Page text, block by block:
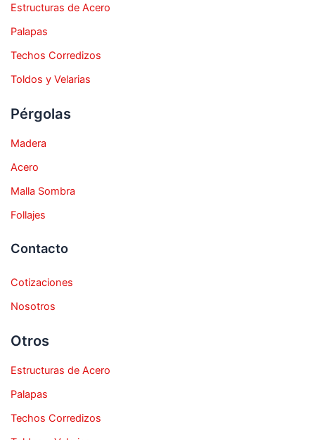
Estructuras de Acero
Palapas
Techos Corredizos
Toldos y Velarias
Pérgolas
Madera
Acero
Malla Sombra
Follajes
Contacto
Cotizaciones
Nosotros
Otros
Estructuras de Acero
Palapas
Techos Corredizos